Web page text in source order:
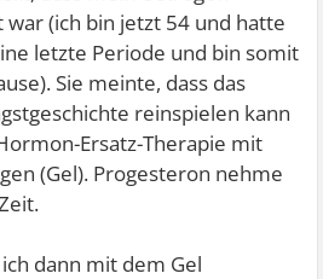
(ich bin jetzt 54 und hatte
letzte Periode und bin somit
Sie meinte, dass das
reinspielen kann
Ersatz-Therapie mit
(Gel). Progesteron nehme
dann mit dem Gel